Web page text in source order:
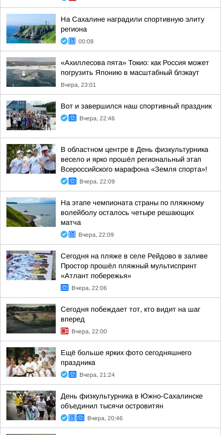
На Сахалине наградили спортивную элиту
региона
00:08
«Ахиллесова пята» Токио: как Россия может
погрузить Японию в масштабный блэкаут
Вчера, 23:01
Вот и завершился наш спортивный праздник
Вчера, 22:46
В областном центре в День физкультурника
весело и ярко прошёл региональный этап
Всероссийского марафона «Земля спорта»!
Вчера, 22:09
На этапе чемпионата страны по пляжному
волейболу осталось четыре решающих
матча
Вчера, 22:09
Сегодня на пляже в селе Рейдово в заливе
Простор прошёл пляжный мультиспринт
«Атлант побережья»
Вчера, 22:06
Сегодня побеждает тот, кто видит на шаг
вперед
Вчера, 22:00
Ещё больше ярких фото сегодняшнего
праздника
Вчера, 21:24
День физкультурника в Южно-Сахалинске
объединил тысячи островитян
Вчера, 20:46